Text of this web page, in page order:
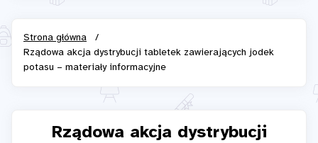
Strona główna
/
Rządowa akcja dystrybucji tabletek zawierających jodek
potasu – materiały informacyjne
Rządowa akcja dystrybucji